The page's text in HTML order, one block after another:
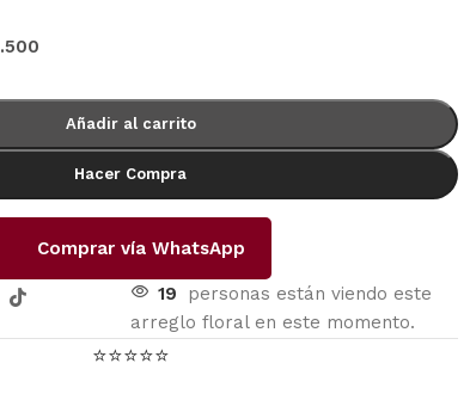
Añadir al carrito
Hacer Compra
Comprar vía WhatsApp
19
personas están viendo este
arreglo floral en este momento.
⭐⭐⭐⭐⭐